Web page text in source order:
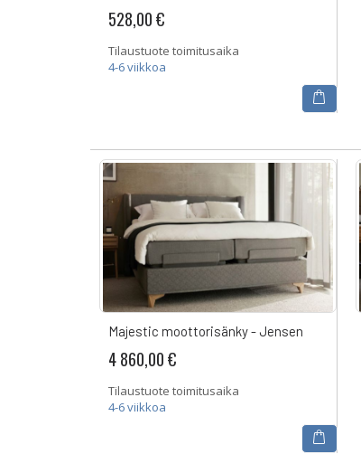
528,00 €
Tilaustuote toimitusaika
4-6 viikkoa
Majestic moottorisänky - Jensen
4 860,00 €
Tilaustuote toimitusaika
4-6 viikkoa